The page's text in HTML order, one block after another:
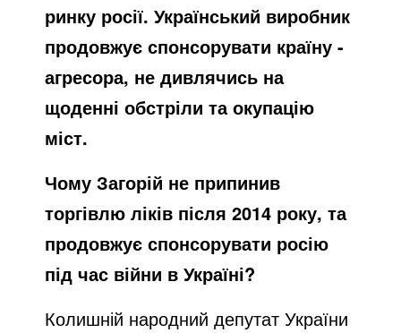
ринку росії. Український виробник
продовжує спонсорувати країну -
агресора, не дивлячись на
щоденні обстріли та окупацію
міст.
Чому Загорій не припинив
торгівлю ліків після 2014 року, та
продовжує спонсорувати росію
під час війни в Україні?
Колишній народний депутат України